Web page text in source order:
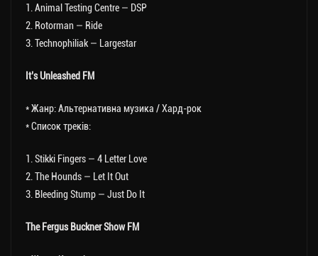
1. Animal Testing Centre — DSP
2. Rotorman — Ride
3. Technophiliak — Largestar
It’s Unleashed FM
* Жанр: Альтернативна музика / Хард-рок
* Список треків:
1. Stikki Fingers — 4 Letter Love
2. The Hounds — Let It Out
3. Bleeding Stump — Just Do It
The Fergus Buckner Show FM